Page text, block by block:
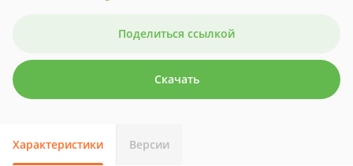
Поделиться ссылкой
Скачать
Характеристики Версии